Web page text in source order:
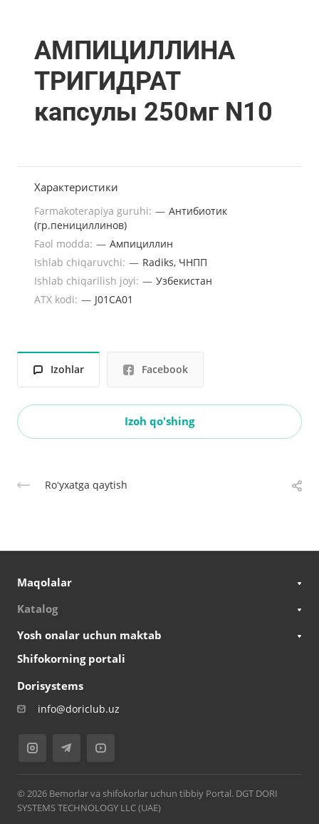
АМПИЦИЛЛИНА
ТРИГИДРАТ
капсулы 250мг N10
Характеристики
Farmakoterapiya guruhi: — Антибиотик
(гр.пенициллинов)
Faol modda: — Ампициллин
Ishlab chiqaruvchi: — Radiks, ЧНПП
Ishlab chiqarilish joyi: — Узбекистан
ATX kodi: — J01CA01
Izohlar Facebook
Izoh qo'shing
Roʻyxatga qaytish
Maqolalar
Katalog
Yosh onalar uchun maktab
Shifokorning portali
Dorisystems
info@doriclub.uz
© 2026 Bemorlar va shifokorlar uchun tibbiy Portal. DGT DORI
SYSTEMS TECHNOLOGY LLC (UAE)